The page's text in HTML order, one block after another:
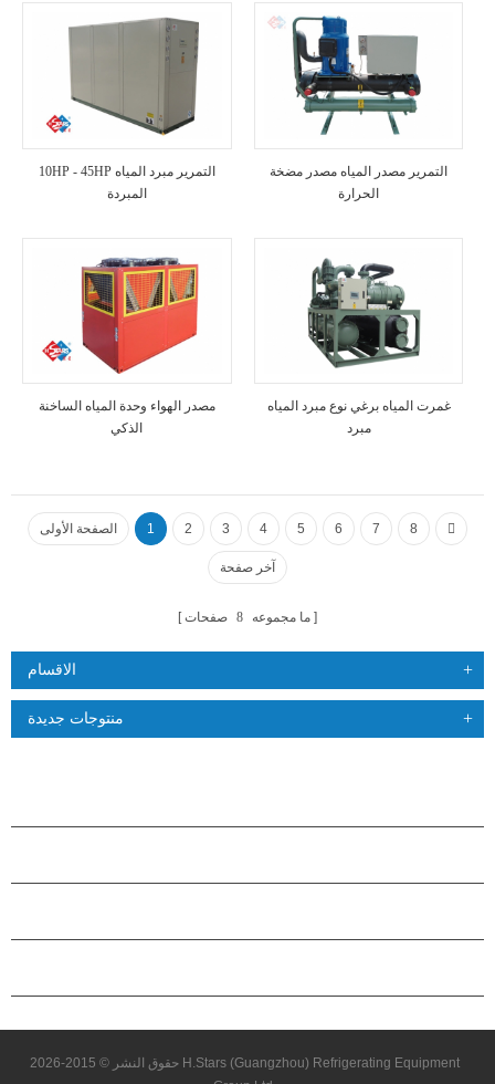
10HP - 45HP التمرير مبرد المياه
المبردة
التمرير مصدر المياه مصدر مضخة
الحرارة
مصدر الهواء وحدة المياه الساخنة
الذكي
غمرت المياه برغي نوع مبرد المياه
مبرد
الصفحة الأولى 1 2 3 4 5 6 7 8
آخر صفحة
ما مجموعه 8 صفحات
الاقسام
منتوجات جديدة
حقوق النشر © 2015-2026 H.Stars (Guangzhou) Refrigerating Equipment